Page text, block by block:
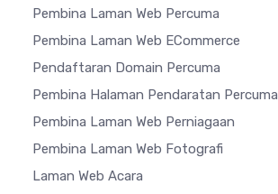
Pembina Laman Web Percuma
Pembina Laman Web ECommerce
Pendaftaran Domain Percuma
Pembina Halaman Pendaratan Percuma
Pembina Laman Web Perniagaan
Pembina Laman Web Fotografi
Laman Web Acara